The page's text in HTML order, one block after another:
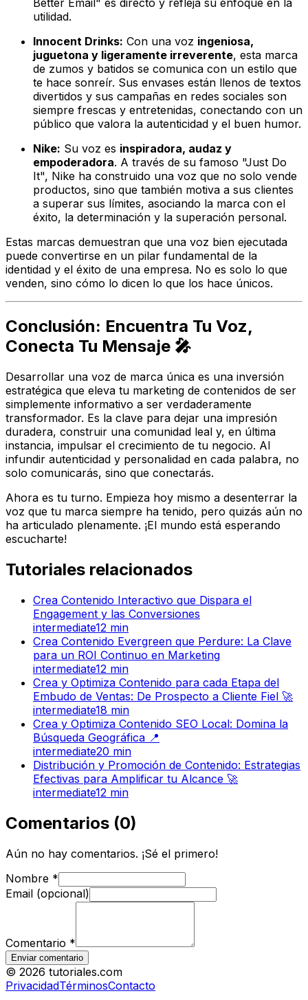
Better Email" es directo y refleja su enfoque en la
utilidad.
Innocent Drinks: Con una voz ingeniosa,
juguetona y ligeramente irreverente, esta marca
de zumos y batidos se comunica con un estilo que
te hace sonreír. Sus envases están llenos de textos
divertidos y sus campañas en redes sociales son
siempre frescas y entretenidas, conectando con un
público que valora la autenticidad y el buen humor.
Nike: Su voz es inspiradora, audaz y
empoderadora. A través de su famoso "Just Do
It", Nike ha construido una voz que no solo vende
productos, sino que también motiva a sus clientes
a superar sus límites, asociando la marca con el
éxito, la determinación y la superación personal.
Estas marcas demuestran que una voz bien ejecutada
puede convertirse en un pilar fundamental de la
identidad y el éxito de una empresa. No es solo lo que
venden, sino cómo lo dicen lo que los hace únicos.
Conclusión: Encuentra Tu Voz,
Conecta Tu Mensaje 🎤
Desarrollar una voz de marca única es una inversión
estratégica que eleva tu marketing de contenidos de ser
simplemente informativo a ser verdaderamente
transformador. Es la clave para dejar una impresión
duradera, construir una comunidad leal y, en última
instancia, impulsar el crecimiento de tu negocio. Al
infundir autenticidad y personalidad en cada palabra, no
solo comunicarás, sino que conectarás.
Ahora es tu turno. Empieza hoy mismo a desenterrar la
voz que tu marca siempre ha tenido, pero quizás aún no
ha articulado plenamente. ¡El mundo está esperando
escucharte!
Tutoriales relacionados
Crea Contenido Interactivo que Dispara el
Engagement y las Conversiones
intermediate12 min
Crea Contenido Evergreen que Perdure: La Clave
para un ROI Continuo en Marketing
intermediate12 min
Crea y Optimiza Contenido para cada Etapa del
Embudo de Ventas: De Prospecto a Cliente Fiel 🚀
intermediate18 min
Crea y Optimiza Contenido SEO Local: Domina la
Búsqueda Geográfica 📍
intermediate20 min
Distribución y Promoción de Contenido: Estrategias
Efectivas para Amplificar tu Alcance 🚀
intermediate12 min
Comentarios (0)
Aún no hay comentarios. ¡Sé el primero!
Nombre *
Email (opcional)
Comentario *
Enviar comentario
© 2026 tutoriales.com
PrivacidadTérminosContacto